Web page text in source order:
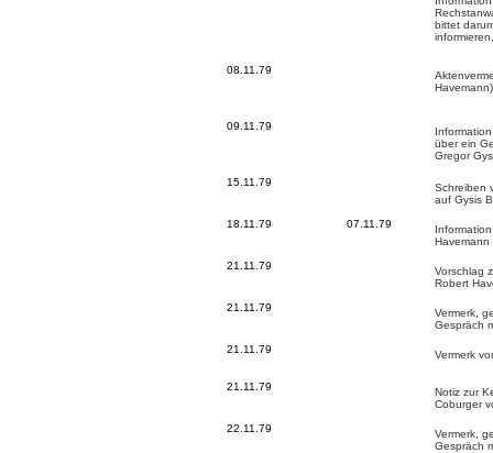
bittet
08.11.79
Havemann)
09.11.79
Information
über ein
Gregor
15.11.79
Schreiben
auf Gysis
18.11.79
07 .11.79
Havemann
21.11.79
Vorschlag
Robert
21.11.79
Vermerk,
Gespräch
21.11.79
Vermerk
21.11.79
Notiz zur
Coburger
22.11.79
Vermerk,
Gespräch